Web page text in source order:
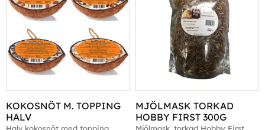
KOKOSNÖT M. TOPPING
HALV
MJÖLMASK TORKAD
HOBBY FIRST 300G